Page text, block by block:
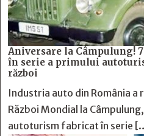
Aniversare la Câmpulung!
în serie a primului
război
Industria auto din România a
Război Mondial la
autoturism fabricat în serie